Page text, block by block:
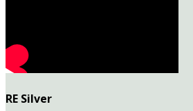
RE Silver